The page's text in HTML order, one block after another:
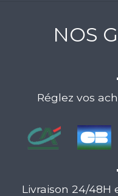
NOS
Réglez vos
Livraison 24/48H